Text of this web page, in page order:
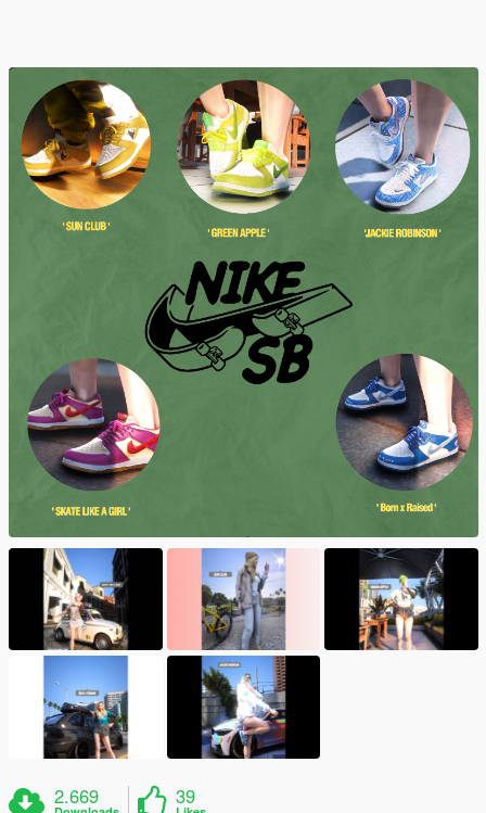
2.669 39